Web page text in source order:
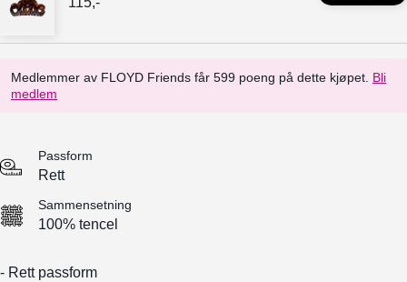
Medlemmer av FLOYD Friends får 599 poeng på dette kjøpet. Bli
medlem
Passform
Rett
Sammensetning
100% tencel
- Rett passform